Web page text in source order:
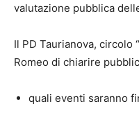
valutazione pubblica
Il PD Taurianova, circolo
Romeo di chiarire
quali eventi saranno